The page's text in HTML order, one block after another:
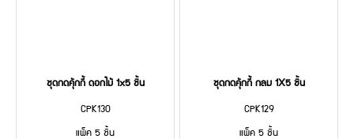
ชุดกดคุ้กกี้ ดอกไม้ 1x5 ชิ้น
CPK130
แพ็ค 5 ชิ้น
ชุดกดคุ้กกี้ กลม 1X5 ชิ้น
CPK129
แพ็ค 5 ชิ้น